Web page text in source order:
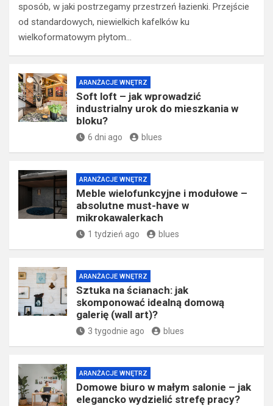
sposób, w jaki postrzegamy przestrzeń łazienki. Przejście
od standardowych, niewielkich kafelków ku
wielkoformatowym płytom…
ARANŻACJE WNĘTRZ
Soft loft – jak wprowadzić
industrialny urok do mieszkania w
bloku?
6 dni ago blues
ARANŻACJE WNĘTRZ
Meble wielofunkcyjne i modułowe –
absolutne must-have w
mikrokawalerkach
1 tydzień ago blues
ARANŻACJE WNĘTRZ
Sztuka na ścianach: jak
skomponować idealną domową
galerię (wall art)?
3 tygodnie ago blues
ARANŻACJE WNĘTRZ
Domowe biuro w małym salonie – jak
elegancko wydzielić strefę pracy?